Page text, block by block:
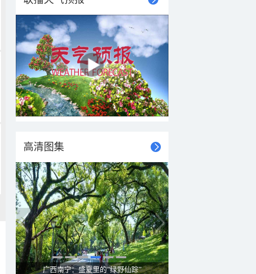
高清图集
广西南宁：盛夏里的“绿野仙踪”